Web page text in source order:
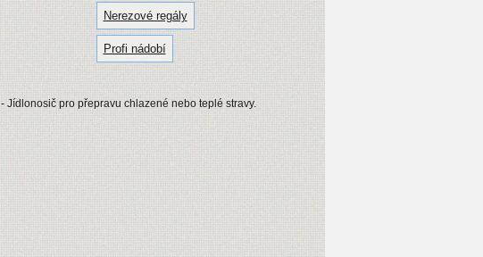
Nerezové regály
Profi nádobí
- Jídlonosič pro přepravu chlazené nebo teplé stravy.